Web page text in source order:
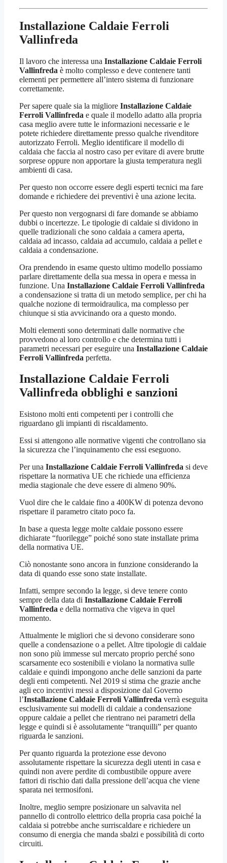
Installazione Caldaie Ferroli
Vallinfreda
Il lavoro che interessa una Installazione Caldaie Ferroli
Vallinfreda è molto complesso e deve contenere tanti
elementi per permettere all’intero sistema di funzionare
correttamente.
Per sapere quale sia la migliore Installazione Caldaie
Ferroli Vallinfreda e quale il modello adatto alla propria
casa meglio avere tutte le informazioni necessarie e le
potete richiedere direttamente presso qualche rivenditore
autorizzato Ferroli. Meglio identificare il modello di
caldaia che faccia al nostro caso per evitare di avere brutte
sorprese oppure non apportare la giusta temperatura negli
ambienti di casa.
Per questo non occorre essere degli esperti tecnici ma fare
domande e richiedere dei preventivi è una azione lecita.
Per questo non vergognarsi di fare domande se abbiamo
dubbi o incertezze. Le tipologie di caldaie si dividono in
quelle tradizionali che sono caldaia a camera aperta,
caldaia ad incasso, caldaia ad accumulo, caldaia a pellet e
caldaia a condensazione.
Ora prendendo in esame questo ultimo modello possiamo
parlare direttamente della sua messa in opera e messa in
funzione. Una Installazione Caldaie Ferroli Vallinfreda
a condensazione si tratta di un metodo semplice, per chi ha
qualche nozione di termoidraulica, ma complesso per
chiunque si stia avvicinando ora a questo mondo.
Molti elementi sono determinati dalle normative che
provvedono al loro controllo e che determina tutti i
parametri necessari per eseguire una Installazione Caldaie
Ferroli Vallinfreda perfetta.
Installazione Caldaie Ferroli
Vallinfreda obblighi e sanzioni
Esistono molti enti competenti per i controlli che
riguardano gli impianti di riscaldamento.
Essi si attengono alle normative vigenti che controllano sia
la sicurezza che l’inquinamento che essi eseguono.
Per una Installazione Caldaie Ferroli Vallinfreda si deve
rispettare la normativa UE che richiede una efficienza
media stagionale che deve essere di almeno 90%.
Vuol dire che le caldaie fino a 400KW di potenza devono
rispettare il parametro citato poco fa.
In base a questa legge molte caldaie possono essere
dichiarate “fuorilegge” poiché sono state installate prima
della normativa UE.
Ciò nonostante sono ancora in funzione considerando la
data di quando esse sono state installate.
Infatti, sempre secondo la legge, si deve tenere conto
sempre della data di Installazione Caldaie Ferroli
Vallinfreda e della normativa che vigeva in quel
momento.
Attualmente le migliori che si devono considerare sono
quelle a condensazione o a pellet. Altre tipologie di caldaie
non sono più immesse sul mercato proprio perché sono
scarsamente eco sostenibili e violano la normativa sulle
caldaie e quindi impongono anche delle sanzioni da parte
degli enti competenti. Nel 2019 si stima che grazie anche
agli eco incentivi messi a disposizione dal Governo
l’Installazione Caldaie Ferroli Vallinfreda verrà eseguita
esclusivamente sui modelli di caldaie a condensazione
oppure caldaie a pellet che rientrano nei parametri della
legge e quindi si è assolutamente “tranquilli” per quanto
riguarda le sanzioni.
Per quanto riguarda la protezione esse devono
assolutamente rispettare la sicurezza degli utenti in casa e
quindi non avere perdite di combustibile oppure avere
fattori di rischio dati dalla pressione dell’acqua che viene
sparata nei termosifoni.
Inoltre, meglio sempre posizionare un salvavita nel
pannello di controllo elettrico della propria casa poiché la
caldaia si potrebbe anche surriscaldare e richiedere un
consumo di energia che manda sbalzi e possibilità di corto
circuiti.